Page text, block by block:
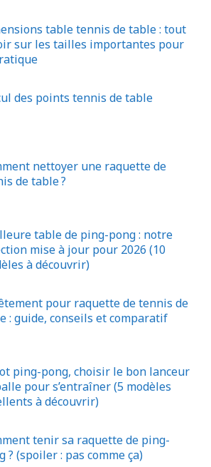
table tennis de table : tout
sur les tailles importantes pour
des points tennis de table
nettoyer une raquette de
de table ?
table de ping-pong : notre
mise à jour pour 2026 (10
à découvrir)
pour raquette de tennis de
: guide, conseils et comparatif
ping-pong, choisir le bon lanceur
pour s’entraîner (5 modèles
à découvrir)
tenir sa raquette de ping-
? (spoiler : pas comme ça)